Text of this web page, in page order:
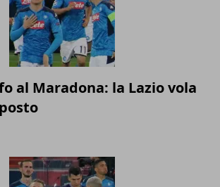
al Maradona: la Lazio vola